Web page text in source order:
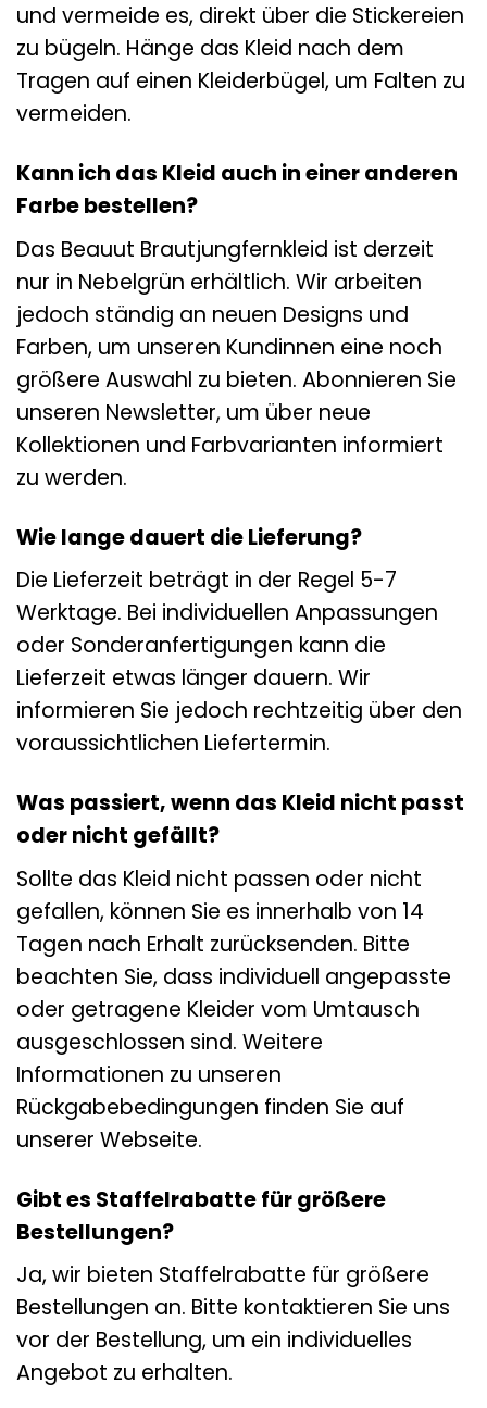
und vermeide es, direkt über die Stickereien
zu bügeln. Hänge das Kleid nach dem
Tragen auf einen Kleiderbügel, um Falten zu
vermeiden.
Kann ich das Kleid auch in einer anderen
Farbe bestellen?
Das Beauut Brautjungfernkleid ist derzeit
nur in Nebelgrün erhältlich. Wir arbeiten
jedoch ständig an neuen Designs und
Farben, um unseren Kundinnen eine noch
größere Auswahl zu bieten. Abonnieren Sie
unseren Newsletter, um über neue
Kollektionen und Farbvarianten informiert
zu werden.
Wie lange dauert die Lieferung?
Die Lieferzeit beträgt in der Regel 5-7
Werktage. Bei individuellen Anpassungen
oder Sonderanfertigungen kann die
Lieferzeit etwas länger dauern. Wir
informieren Sie jedoch rechtzeitig über den
voraussichtlichen Liefertermin.
Was passiert, wenn das Kleid nicht passt
oder nicht gefällt?
Sollte das Kleid nicht passen oder nicht
gefallen, können Sie es innerhalb von 14
Tagen nach Erhalt zurücksenden. Bitte
beachten Sie, dass individuell angepasste
oder getragene Kleider vom Umtausch
ausgeschlossen sind. Weitere
Informationen zu unseren
Rückgabebedingungen finden Sie auf
unserer Webseite.
Gibt es Staffelrabatte für größere
Bestellungen?
Ja, wir bieten Staffelrabatte für größere
Bestellungen an. Bitte kontaktieren Sie uns
vor der Bestellung, um ein individuelles
Angebot zu erhalten.